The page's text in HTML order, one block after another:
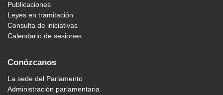
Publicaciones
Leyes en tramitación
Consulta de iniciativas
Calendario de sesiones
Conózcanos
La sede del Parlamento
Administración parlamentaria